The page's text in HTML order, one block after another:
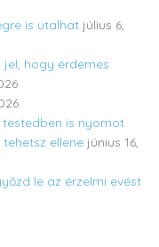
is utalhat július 6,
jel, hogy érdemes
is nyomot
ellene június 16,
le az érzelmi evést